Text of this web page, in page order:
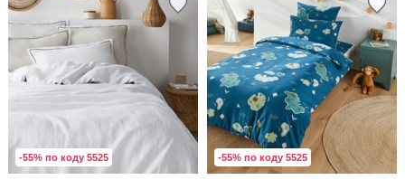
-55% по коду 5525 -55% по коду 5525